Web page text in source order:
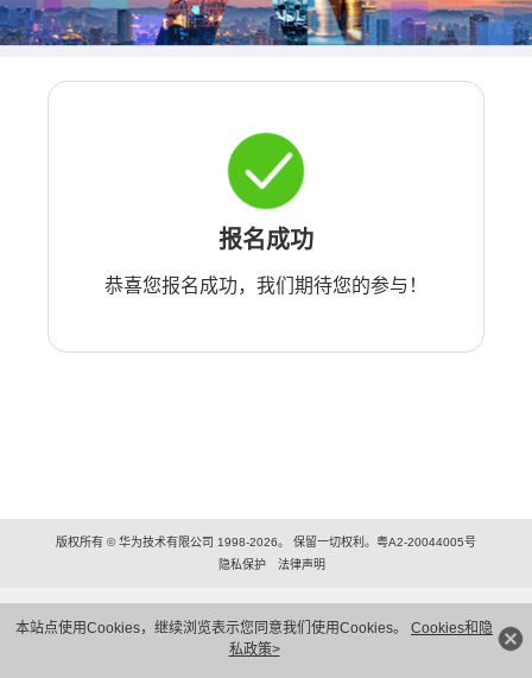
本站点使用Cookies，继续浏览表示您同意我们使用Cookies。 Cookies和隐
私政策>
报名成功
恭喜您报名成功，我们期待您的参与！
版权所有 © 华为技术有限公司 1998-2026。 保留一切权利。粤A2-20044005号
隐私保护
法律声明